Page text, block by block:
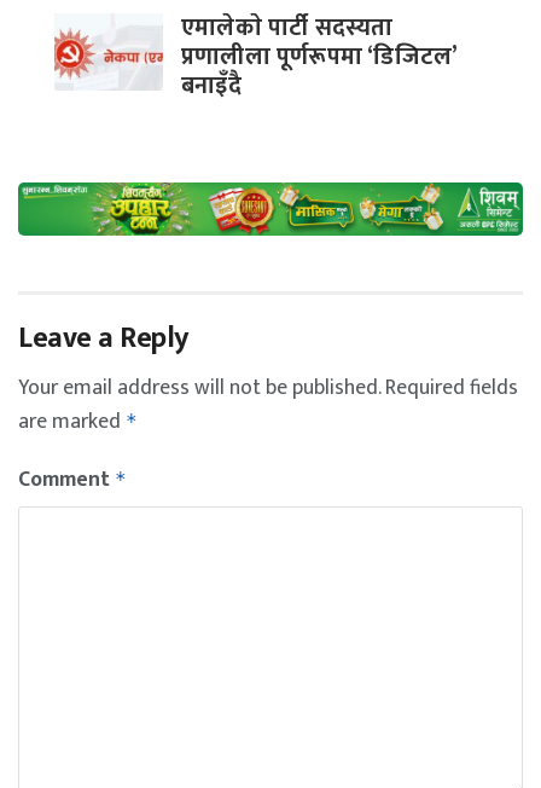
एमालेकाे पार्टी सदस्यता
प्रणालीला पूर्णरूपमा ‘डिजिटल’
बनाइँदै
Leave a Reply
Your email address will not be published.Required fields
are marked *
Comment *